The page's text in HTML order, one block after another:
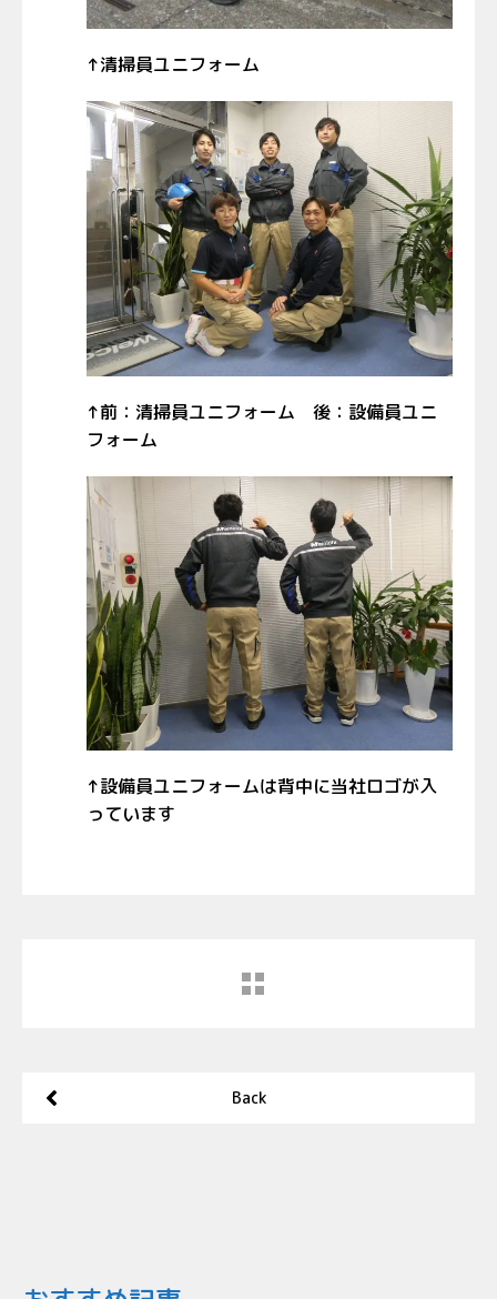
↑清掃員ユニフォーム
↑前：清掃員ユニフォーム 後：設備員ユニ
フォーム
↑設備員ユニフォームは背中に当社ロゴが入
っています
Back